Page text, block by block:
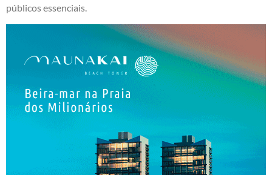
públicos essenciais.